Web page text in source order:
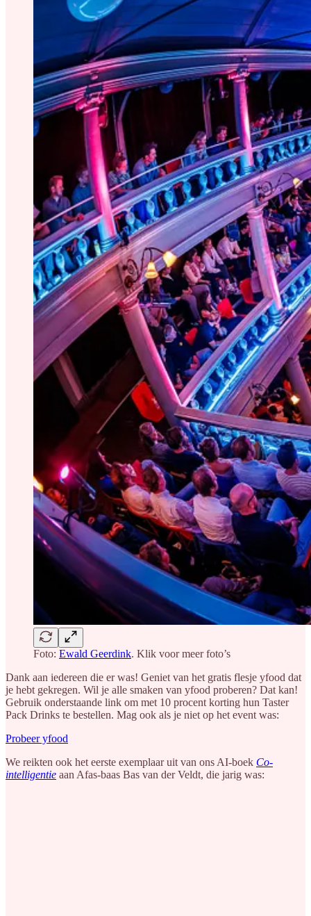
Foto: Ewald Geerdink. Klik voor meer foto’s
Dank aan iedereen die er was! Geniet van het gratis flesje yfood dat
je hebt gekregen. Wil je alle smaken van yfood proberen? Dat kan!
Gebruik onderstaande link om met 10 procent korting hun Taster
Pack Drinks te bestellen. Mag ook als je niet op het event was:
Probeer yfood
We reikten ook het eerste exemplaar uit van ons AI-boek Co-
intelligentie aan Afas-baas Bas van der Veldt, die jarig was: